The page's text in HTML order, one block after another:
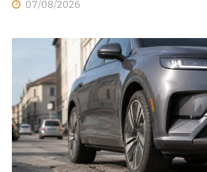
07/08/2026